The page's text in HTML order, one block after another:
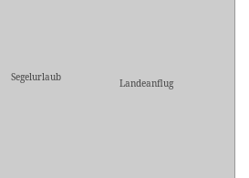
Segelurlaub Landeanflug